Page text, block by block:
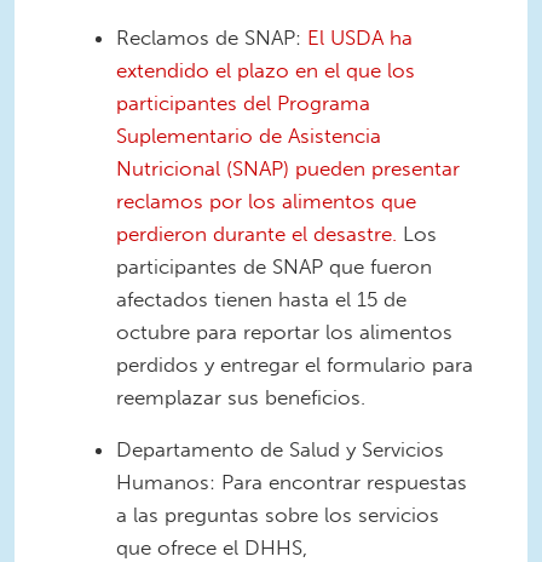
Reclamos de SNAP: El USDA ha
extendido el plazo en el que los
participantes del Programa
Suplementario de Asistencia
Nutricional (SNAP) pueden presentar
reclamos por los alimentos que
perdieron durante el desastre. Los
participantes de SNAP que fueron
afectados tienen hasta el 15 de
octubre para reportar los alimentos
perdidos y entregar el formulario para
reemplazar sus beneficios.
Departamento de Salud y Servicios
Humanos: Para encontrar respuestas
a las preguntas sobre los servicios
que ofrece el DHHS,